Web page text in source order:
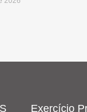
Exercício